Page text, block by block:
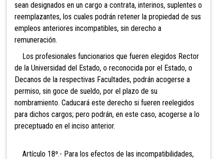
sean designados en un cargo a contrata, interinos, suplentes o
reemplazantes, los cuales podrán retener la propiedad de sus
empleos anteriores incompatibles, sin derecho a
remuneración.
Los profesionales funcionarios que fueren elegidos Rector
de la Universidad del Estado, o reconocida por el Estado, o
Decanos de la respectivas Facultades, podrán acogerse a
permiso, sin goce de sueldo, por el plazo de su
nombramiento. Caducará este derecho si fueren reelegidos
para dichos cargos; pero podrán, en este caso, acogerse a lo
preceptuado en el inciso anterior.
Artículo 18º.- Para los efectos de las incompatibilidades,